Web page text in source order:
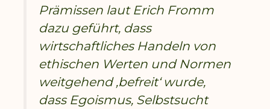
Prämissen laut Erich Fromm
dazu geführt, dass
wirtschaftliches Handeln von
ethischen Werten und Normen
weitgehend ‚befreit‘ wurde,
dass Egoismus, Selbstsucht